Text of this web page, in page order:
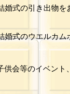
婚式の引き出物を
婚式のウエルカム
供会等のイベント